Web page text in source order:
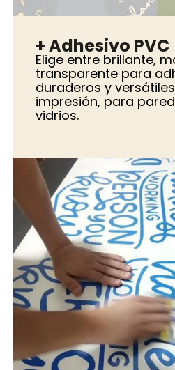
+ Adhesivo PVC
Elige entre brillante,
transparente para
duraderos y
impresión, para
vidrios.